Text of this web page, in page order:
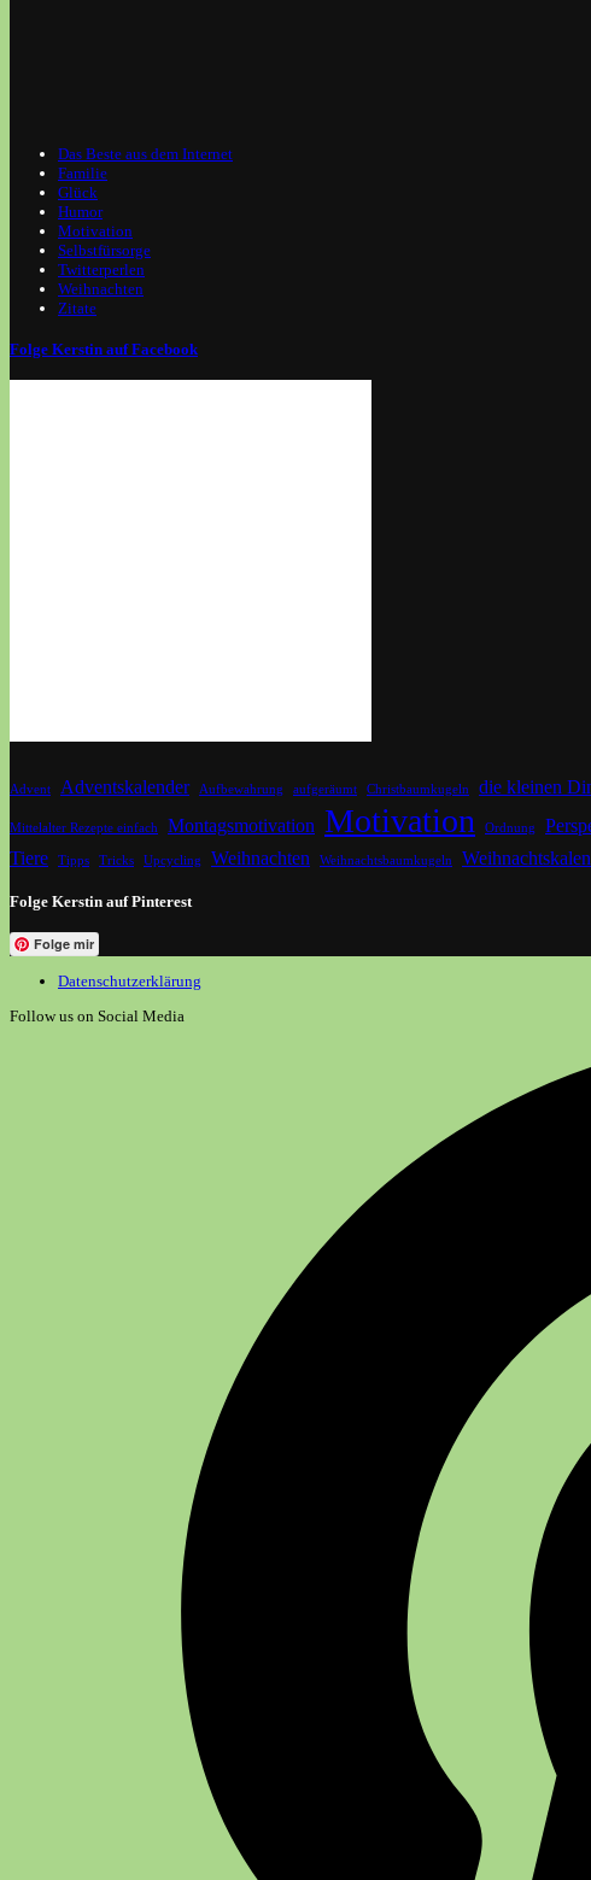
Das Beste aus dem Internet
Familie
Glück
Humor
Motivation
Selbstfürsorge
Twitterperlen
Weihnachten
Zitate
Folge Kerstin auf Facebook
Advent Adventskalender Aufbewahrung aufgeräumt Christbaumkugeln die kleinen
Mittelalter Rezepte einfach Montagsmotivation Motivation Ordnung
Tiere Tipps Tricks Upcycling Weihnachten Weihnachtsbaumkugeln
Folge Kerstin auf Pinterest
Folge mir
Datenschutzerklärung
Follow us on Social Media